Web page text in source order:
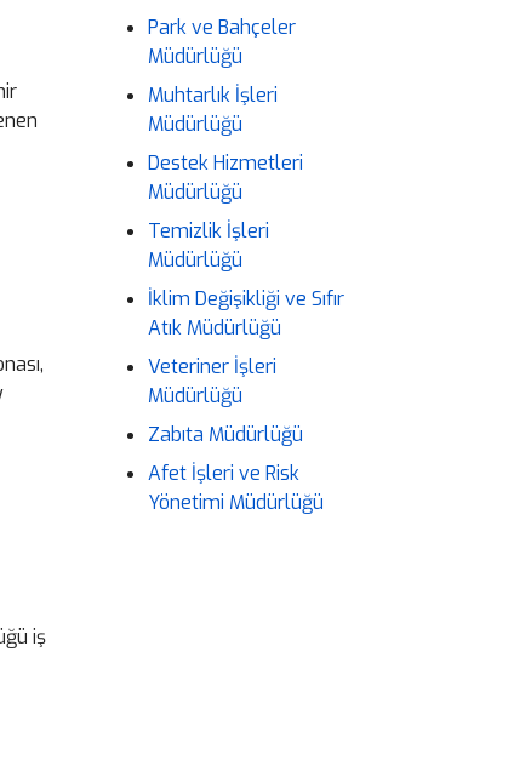
iş
Park ve Bahçeler
Müdürlüğü
Muhtarlık İşleri
Müdürlüğü
Destek Hizmetleri
Müdürlüğü
Temizlik İşleri
Müdürlüğü
İklim Değişikliği ve Sıfır
Atık Müdürlüğü
Veteriner İşleri
Müdürlüğü
Zabıta Müdürlüğü
Afet İşleri ve Risk
Yönetimi Müdürlüğü